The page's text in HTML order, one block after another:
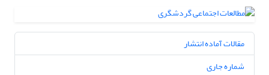
مقالات آماده انتشار
شماره جاری